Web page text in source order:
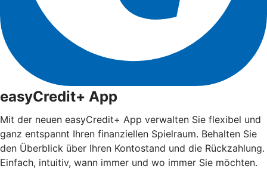
easyCredit+ App
Mit der neuen easyCredit+ App verwalten Sie flexibel und
ganz entspannt Ihren finanziellen Spielraum. Behalten Sie
den Überblick über Ihren Kontostand und die Rückzahlung.
Einfach, intuitiv, wann immer und wo immer Sie möchten.